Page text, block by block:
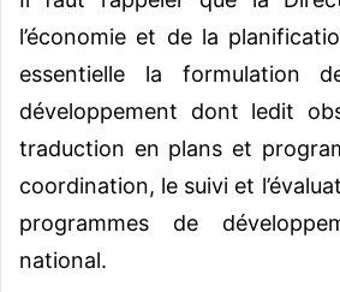
l’économie et de la
essentielle la formulation
développement dont ledit
traduction en plans et
coordination, le suivi et
programmes de
national.